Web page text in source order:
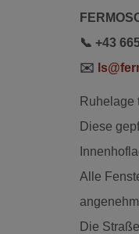
📞 +43
✉️
Ruhelage
Diese
Alle
Die